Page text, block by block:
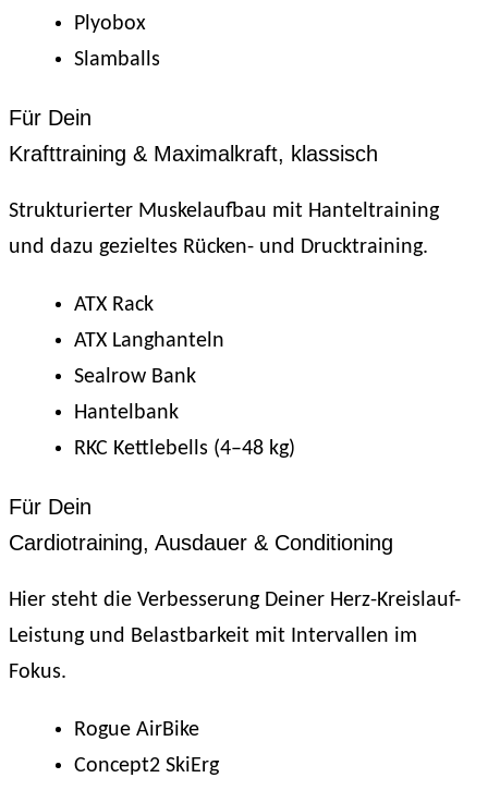
Plyobox
Slamballs
Für Dein
Krafttraining & Maximalkraft, klassisch
Strukturierter Muskelaufbau mit Hanteltraining
und dazu gezieltes Rücken- und Drucktraining.
ATX Rack
ATX Langhanteln
Sealrow Bank
Hantelbank
RKC Kettlebells (4–48 kg)
Für Dein
Cardiotraining, Ausdauer & Conditioning
Hier steht die Verbesserung Deiner Herz-Kreislauf-
Leistung und Belastbarkeit mit Intervallen im
Fokus.
Rogue AirBike
Concept2 SkiErg